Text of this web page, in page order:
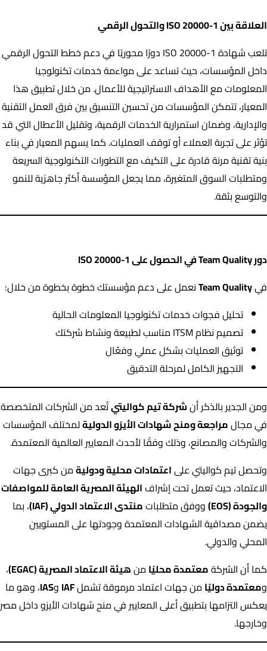
العلاقة بين ISO 20000-1 والتحول الرقمي
تلعب شهادة ISO 20000-1 دورًا محوريًا في دعم خطط التحول الرقمي
داخل المؤسسات، حيث تساعد على مواءمة خدمات تكنولوجيا
المعلومات مع الأهداف الاستراتيجية للأعمال. من خلال تطبيق هذا
المعيار، تتمكن المؤسسات من تحسين التنسيق بين فرق العمل التقنية
والإدارية، وضمان استمرارية الخدمات الرقمية، وتقليل الأعطال التي قد
تؤثر على تجربة العملاء أو توقف العمليات. كما يسهم المعيار في بناء
بنية تقنية مرنة قادرة على التكيف مع التطورات التكنولوجية السريعة
ومتطلبات السوق المتغيرة، مما يجعل المؤسسة أكثر جاهزية للنمو
والتوسع بثقة.
دور Team Quality في الحصول على ISO 20000-1
فيTeam Qualityنعمل على دعم مؤسستك خطوة بخطوة من خلال:
تحليل فجوات خدمات تكنولوجيا المعلومات الحالية
تصميم نظام ITSM مناسب لطبيعة ونشاط شركتك
توثيق العمليات بشكل عملي وفعّال
التجهيز الكامل لمرحلة التدقيق
ومن الجدير بالذكر أنشركة تيم كواليتيتُعد من الشركات المتخصصة
في مجالمراجعة ومنح شهادات الأيزو الدوليةلمختلف المؤسسات
والشركات والمصانع، وذلك وفقًا لأحدث المعايير العالمية المعتمدة.
وتحصل تيم كواليتي علىاعتمادات محلية ودوليةمن كبرى جهات
الاعتماد، حيث تعمل تحت إشرافالهيئة المصرية العامة للمواصفات
والجودة (EOS)
ووفق متطلباتمنتدى الاعتماد الدولي (IAF)
، بما
يضمن مصداقية الشهادات المعتمدة وجودتها على المستويين
المحلي والدولي.
كما أن الشركةمعتمدة محليًا منهيئة الاعتماد المصرية (EGAC)
،
ومعتمدة دوليًا من جهات اعتماد مرموقة تشملIAF وIAS، وهو ما
يعكس التزامها بتطبيق أعلى المعايير في منح شهادات الأيزو داخل مصر
وخارجها.